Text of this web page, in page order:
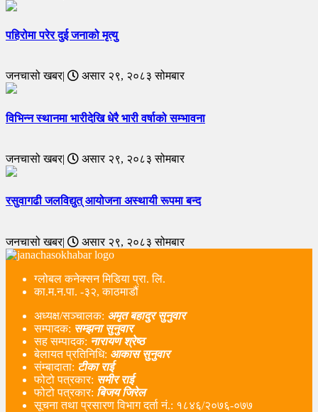
पहिरोमा परेर दुई जनाको मृत्यु
जनचासो खबर| असार २९, २०८३ सोमबार
विभिन्न स्थानमा भारीदेखि धेरै भारी वर्षाको सम्भावना
जनचासो खबर| असार २९, २०८३ सोमबार
रसुवागढी जलविद्युत् आयोजना अस्थायी रूपमा बन्द
जनचासो खबर| असार २९, २०८३ सोमबार
ग्लोबल कनेक्सन मिडिया प्रा. लि.
का.म.न.पा. -३२, काठमाडौं
अध्यक्ष/सञ्चालक: अमृत बहादुर सुनुवार
सम्पादक: सम्झना सुनुवार
सह सम्पादक: नारायण श्रेष्ठ
बेलायत प्रतिनिधि: आकास सुनुवार
संम्बादाता: टीका राई
फोटो पत्रकार: समीर राई
फोटो पत्रकार: बिजय जिरेल
सूचना तथा प्रसारण विभाग दर्ता नं‌.: १८४६/२०७६-०७७